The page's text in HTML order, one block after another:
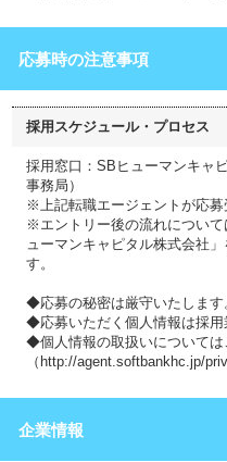
応募時の注意事項
採用スケジュール・プロセス
採用窓口：SBヒューマンキャ
事務局）
※上記転職エージェントが応募
※エントリー後の流れについ
ューマンキャピタル株式会社
す。
◆応募の秘密は厳守いたします
◆応募いただく個人情報は採用
◆個人情報の取扱いについては
（http://agent.softbankhc.jp/
企業情報